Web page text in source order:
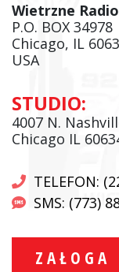
Wietrzne
P.O. BOX 34978
Chicago, IL
USA
STUDIO:
4007 N.
Chicago IL
TELEFON:
SMS: (773)
ZAŁOGA